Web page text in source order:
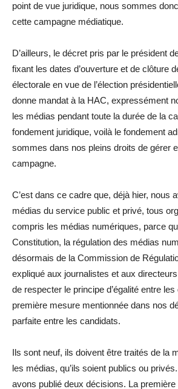
point de vue juridique, nous sommes
cette campagne médiatique.
D’ailleurs, le décret pris par le président
fixant les dates d’ouverture et de clôture
électorale en vue de l’élection
donne mandat à la HAC, expressément
les médias pendant toute la durée de la
fondement juridique, voilà le fondement
sommes dans nos pleins droits de gérer
campagne.
C’est dans ce cadre que, déjà hier, nous
médias du service public et privé, tous
compris les médias numériques, parce
Constitution, la régulation des médias
désormais de la Commission de
expliqué aux journalistes et aux directeurs
de respecter le principe d’égalité entre les
première mesure mentionnée dans nos
parfaite entre les candidats.
Ils sont neuf, ils doivent être traités de la
les médias, qu’ils soient publics ou
avons publié deux décisions. La